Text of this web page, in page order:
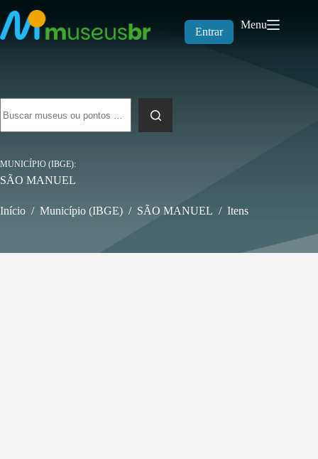
para
o
conteúdo
Entrar
Menu
resultados
MUNICÍPIO (IBGE)
SÃO MANUEL
Início / Município (IBGE) / SÃO MANUEL / Itens